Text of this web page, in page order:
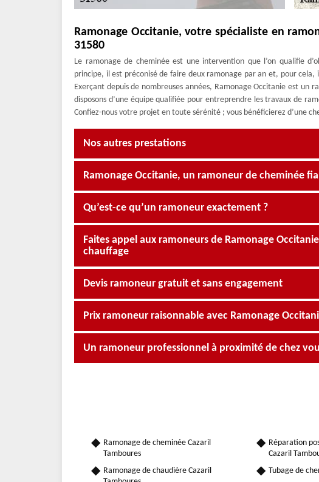
Ramonage Occitanie, votre spécialiste en
31580
Le ramonage de cheminée est une intervention que l’on qualifie
principe, il est préconisé de faire deux ramonage par an et, pour
Exerçant depuis de nombreuses années, Ramonage Occitanie est un
disposons d’une équipe qualifiée pour entreprendre les travaux de
Confiez-nous votre projet en toute sérénité ; vous bénéficierez d’une
Nos autres prestations
Ramonage Occitanie, un ramoneur de cheminée
Qu’est-ce qu’un ramoneur exactement ?
Faites appel aux ramoneurs de Ramonage
chauffage
Devis ramoneur gratuit et sans engagement
Prix ramoneur raisonnable avec Ramonage
Un ramoneur professionnel à proximité de chez
Ramonage de cheminée Cazaril
Tamboures
Ramonage de chaudière Cazaril
Réparation
Cazaril
Tubage de